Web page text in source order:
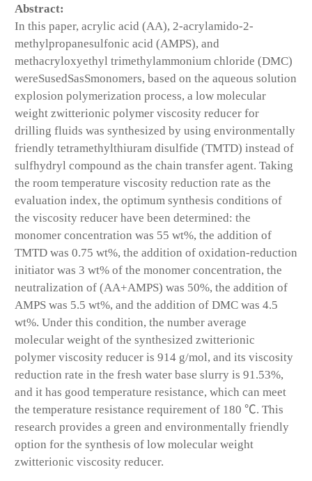
Abstract:
In this paper, acrylic acid (AA), 2-acrylamido-2-
methylpropanesulfonic acid (AMPS), and
methacryloxyethyl trimethylammonium chloride (DMC)
wereSusedSasSmonomers, based on the aqueous solution
explosion polymerization process, a low molecular
weight zwitterionic polymer viscosity reducer for
drilling fluids was synthesized by using environmentally
friendly tetramethylthiuram disulfide (TMTD) instead of
sulfhydryl compound as the chain transfer agent. Taking
the room temperature viscosity reduction rate as the
evaluation index, the optimum synthesis conditions of
the viscosity reducer have been determined: the
monomer concentration was 55 wt%, the addition of
TMTD was 0.75 wt%, the addition of oxidation-reduction
initiator was 3 wt% of the monomer concentration, the
neutralization of (AA+AMPS) was 50%, the addition of
AMPS was 5.5 wt%, and the addition of DMC was 4.5
wt%. Under this condition, the number average
molecular weight of the synthesized zwitterionic
polymer viscosity reducer is 914 g/mol, and its viscosity
reduction rate in the fresh water base slurry is 91.53%,
and it has good temperature resistance, which can meet
the temperature resistance requirement of 180 ℃. This
research provides a green and environmentally friendly
option for the synthesis of low molecular weight
zwitterionic viscosity reducer.